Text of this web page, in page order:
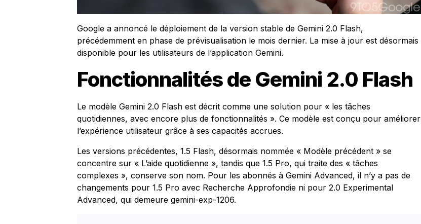
Google a annoncé le déploiement de la version stable de Gemini 2.0 Flash,
précédemment en phase de prévisualisation le mois dernier. La mise à jour est désormais
disponible pour les utilisateurs de l’application Gemini.
Fonctionnalités de Gemini 2.0 Flash
Le modèle Gemini 2.0 Flash est décrit comme une solution pour « les tâches
quotidiennes, avec encore plus de fonctionnalités ». Ce modèle est conçu pour améliorer
l’expérience utilisateur grâce à ses capacités accrues.
Les versions précédentes, 1.5 Flash, désormais nommée « Modèle précédent » se
concentre sur « L’aide quotidienne », tandis que 1.5 Pro, qui traite des « tâches
complexes », conserve son nom. Pour les abonnés à Gemini Advanced, il n’y a pas de
changements pour 1.5 Pro avec Recherche Approfondie ni pour 2.0 Experimental
Advanced, qui demeure gemini-exp-1206.